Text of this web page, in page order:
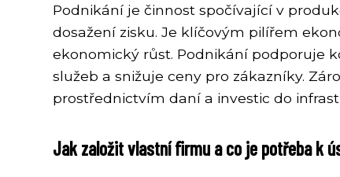
Podnikání je činnost spočívající v
dosažení zisku. Je klíčovým pilířem
ekonomický růst. Podnikání podporuje
služeb a snižuje ceny pro zákazníky.
prostřednictvím daní a investic do
Jak založit vlastní firmu a co je potřeba k